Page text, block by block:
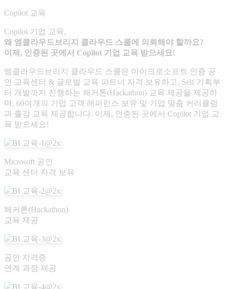
Copilot 교육
Copilot 기업 교육,
왜 엠클라우드브리지 클라우드 스쿨에 의뢰해야 할까요?
이제, 인증된 곳에서 Copilot 기업 교육 받으세요!
엠클라우드브리지 클라우드 스쿨은 마이크로소프트 인증 공
인 교육센터 & 글로벌 교육 파트너 자격 보유하고, Self 기획부
터 개발까지 진행하는 해커톤(Hackathon) 교육 제공을 제공하
며, 60여개의 기업 고객 레퍼런스 보유 및 기업 맞춤 커리큘럼
과 출강 교육 제공합니다. 이제, 인증된 곳에서 Copilot 기업 교
육 받으세요!
Microsoft 공인
교육 센터 자격 보유
해커톤(Hackathon)
교육 제공
공인 자격증
연계 과정 제공